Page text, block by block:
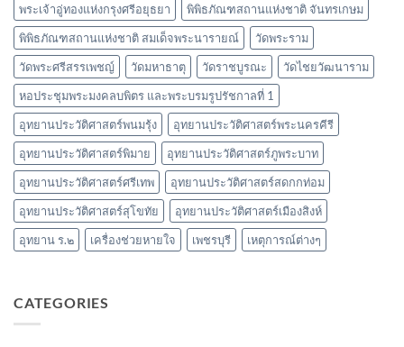
พระเจ้าอู่ทองแห่งกรุงศรีอยุธยา
พิพิธภัณฑสถานแห่งชาติ จันทรเกษม
พิพิธภัณฑสถานแห่งชาติ สมเด็จพระนารายณ์
วัดพระราม
วัดพระศรีสรรเพชญ์
วัดมหาธาตุ วัดราชบูรณะ
วัดไชยวัฒนาราม
หอประชุมพระมงคลบพิตร และพระบรมรูปรัชกาลที่ 1
อุทยานประวัติศาสตร์พนมรุ้ง
อุทยานประวัติศาสตร์พระนครคีรี
อุทยานประวัติศาสตร์พิมาย
อุทยานประวัติศาสตร์ภูพระบาท
อุทยานประวัติศาสตร์ศรีเทพ
อุทยานประวัติศาสตร์สดกกท่อม
อุทยานประวัติศาสตร์สุโขทัย
อุทยานประวัติศาสตร์เมืองสิงห์
อุทยาน ร.๒
เครื่องช่วยหายใจ เพชรบุรี เหตุการณ์ต่างๆ
CATEGORIES